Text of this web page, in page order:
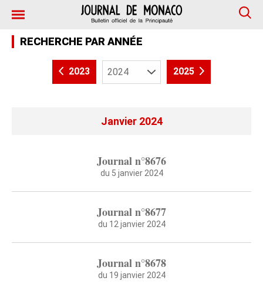
RECHERCHE PAR ANNÉE
2023 2025
Janvier 2024
Journal n°8676
du 5 janvier 2024
Journal n°8677
du 12 janvier 2024
Journal n°8678
du 19 janvier 2024